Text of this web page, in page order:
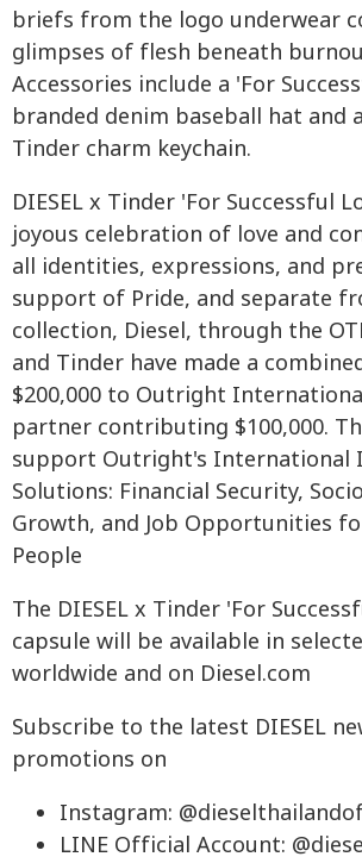
briefs from the logo underwear
glimpses of flesh beneath
Accessories include a 'For
branded denim baseball hat and
Tinder charm keychain.
DIESEL x Tinder 'For Successful
joyous celebration of love and
all identities, expressions, and
support of Pride, and separate
collection, Diesel, through the
and Tinder have made a
$200,000 to Outright
partner contributing $100,000.
support Outright's International
Solutions: Financial Security,
Growth, and Job Opportunities
People
The DIESEL x Tinder 'For
capsule will be available in
worldwide and on Diesel.com
Subscribe to the latest DIESEL
promotions on
Instagram:
LINE Official Account: